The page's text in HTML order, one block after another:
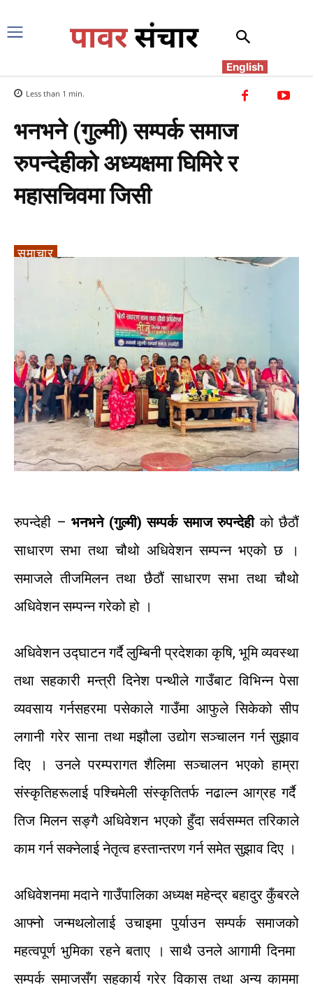
English
Less than 1 min.
भनभने (गुल्मी) सम्पर्क समाज
रुपन्देहीको अध्यक्षमा घिमिरे र
महासचिवमा जिसी
समाचार
रुपन्देही – भनभने(गुल्मी)सम्पर्क समाज रुपन्देहीको छैठौं
साधारण सभा तथा चौथो अधिवेशन सम्पन्न भएको छ
।
समाजले तीजमिलन तथा छैठौं साधारण सभा तथा चौथो
अधिवेशन सम्पन्न गरेको हो ।
अधिवेशन उद्घाटन गर्दै लुम्बिनी प्रदेशका कृषि, भूमि व्यवस्था
तथा सहकारी मन्त्री दिनेश पन्थीले गाउँबाट विभिन्न पेसा
व्यवसाय गर्नसहरमा पसेकाले गाउँमा आफुले सिकेको सीप
लगानी गरेर साना तथा मझौला उद्योग सञ्चालन गर्न सुझाव
दिए
। उनले परम्परागतशैलिमा सञ्चालन भएको हाम्रा
संस्कृतिहरूलाई पश्चिमेली संस्कृतितर्फ नढाल्न आग्रह गर्दै
तिज मिलन सङ्गै अधिवेशन भएको हुँदासर्वसम्मत तरिकाले
काम गर्न सक्नेलाई नेतृत्व हस्तान्तरण गर्न समेत सुझाव दिए ।
अधिवेशनमा मदाने गाउँपालिका अध्यक्ष महेन्द्र बहादुर कुँबरले
आफ्नो जन्मथलोलाई उचाइमा पुर्याउन सम्पर्क समाजको
महत्वपूर्ण भुमिका रहने बताए । साथै उनले आगामी दिनमा
सम्पर्क समाजसँग सहकार्य गरेर विकास तथा अन्य काममा